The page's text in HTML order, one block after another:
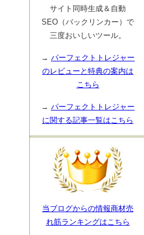
サイト同時生成＆自動
SEO（バックリンカー）で
三度おいしいツール。
→ パーフェクトトレジャー
のレビューと特典の案内は
こちら
→ パーフェクトトレジャー
に関する記事一覧はこちら
当ブログからの情報商材売
れ筋ランキングはこちら